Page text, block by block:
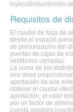
inyección/suministro
El caudal de fuga de
desde el espació
de presurización del
puertas de cajas de
vestíbulos cerradas.
La suma de los
aire debe
aportación de aire
obtener el caudal
aportación, el valor
por un factor de
cuenta posibles